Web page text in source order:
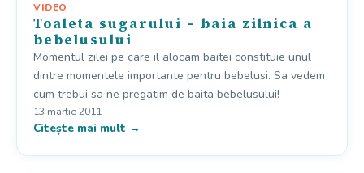
VIDEO
Toaleta sugarului – baia zilnica a
bebelusului
Momentul zilei pe care il alocam baitei constituie unul
dintre momentele importante pentru bebelusi. Sa vedem
cum trebui sa ne pregatim de baita bebelusului!
13 martie 2011
Citește mai mult →